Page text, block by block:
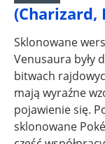
(Charizard,
Sklonowane
Venusaura były
bitwach
mają wyraźne
pojawienie się.
sklonowane